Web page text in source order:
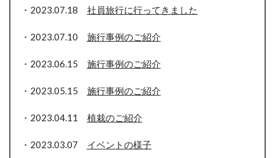
・2023.07.18 社員旅行に行ってきました
・2023.07.10 施行事例のご紹介
・2023.06.15 施行事例のご紹介
・2023.05.15 施行事例のご紹介
・2023.04.11 植栽のご紹介
・2023.03.07 イベントの様子